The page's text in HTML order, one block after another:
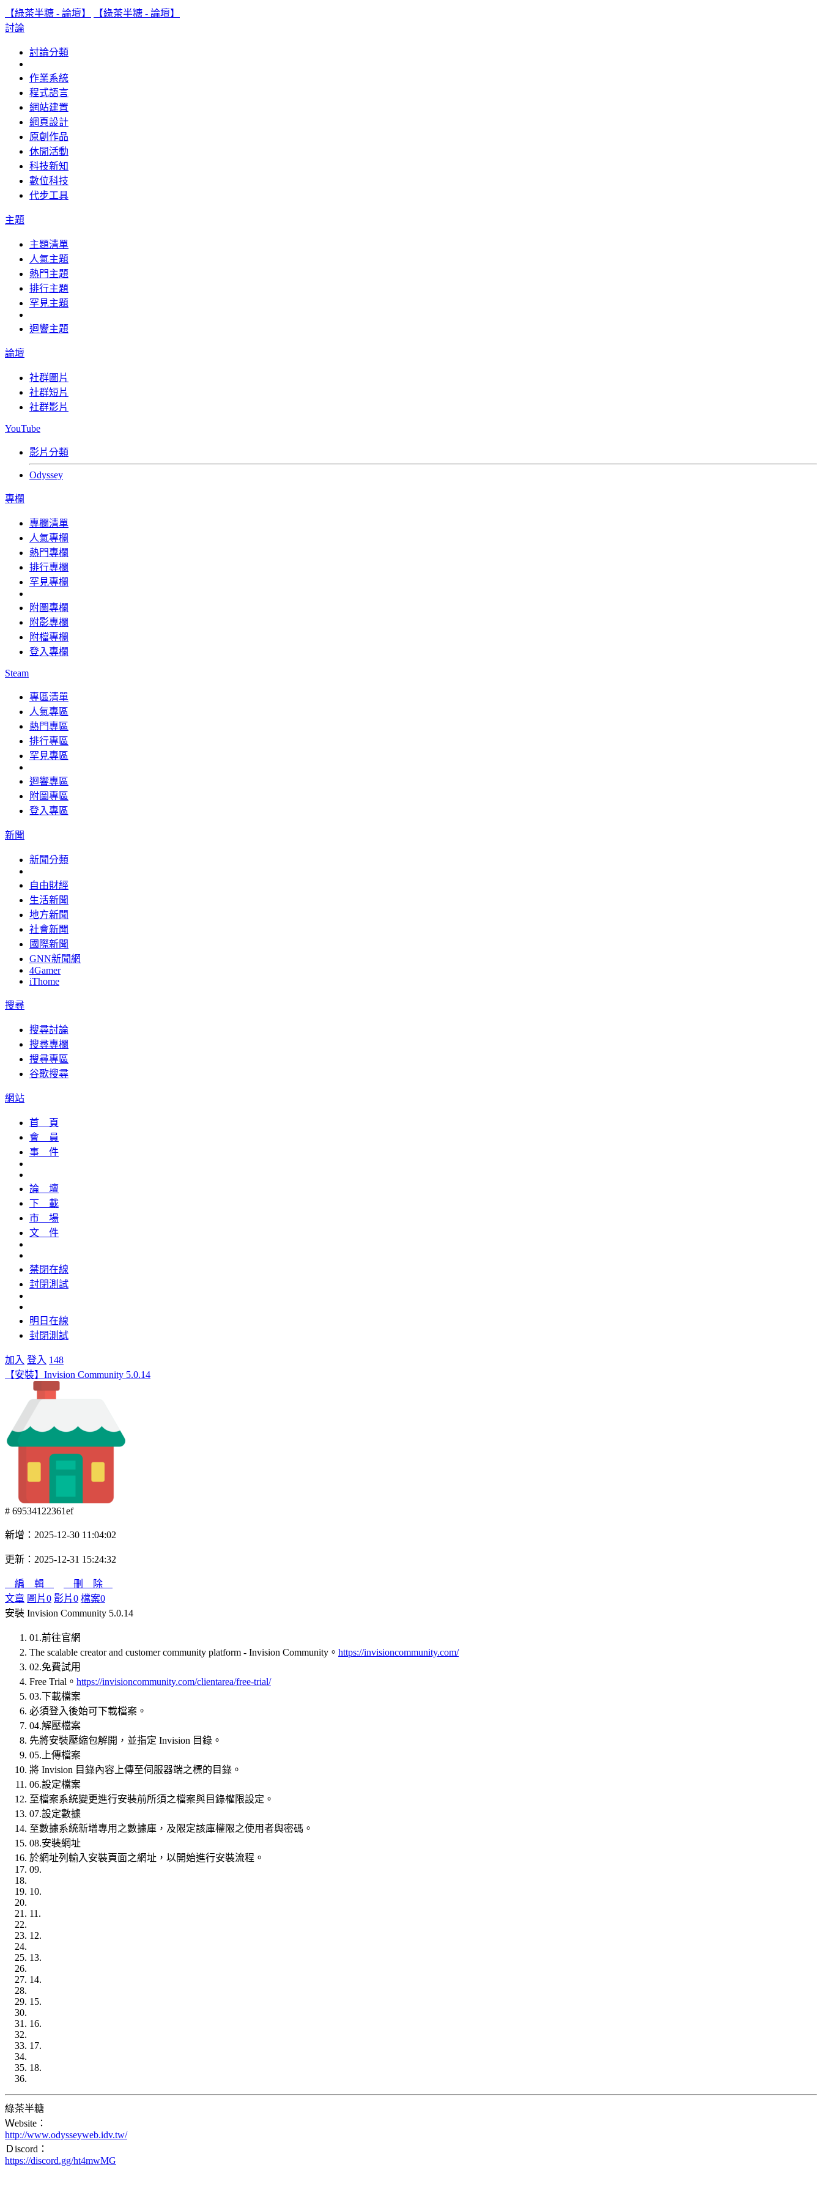
【綠茶半糖 - 論壇】
【綠茶半糖 - 論壇】
討論
討論分類
作業系統
程式語言
網站建置
網頁設計
原創作品
休閒活動
科技新知
數位科技
代步工具
主題
主題清單
人氣主題
熱門主題
排行主題
罕見主題
迴響主題
論壇
社群圖片
社群短片
社群影片
YouTube
影片分類
Odyssey
專欄
專欄清單
人氣專欄
熱門專欄
排行專欄
罕見專欄
附圖專欄
附影專欄
附檔專欄
登入專欄
Steam
專區清單
人氣專區
熱門專區
排行專區
罕見專區
迴響專區
附圖專區
登入專區
新聞
新聞分類
自由財經
生活新聞
地方新聞
社會新聞
國際新聞
GNN新聞網
4Gamer
iThome
搜尋
搜尋討論
搜尋專欄
搜尋專區
谷歌搜尋
網站
首 頁
會 員
事 件
論 壇
下 載
市 場
文 件
禁閉在線
封閉測試
明日在線
封閉測試
加入 登入 148
【安裝】Invision Community 5.0.14
# 69534122361ef
新增：2025-12-30 11:04:02
更新：2025-12-31 15:24:32
編 輯
刪 除
文章 圖片0 影片0 檔案0
安裝 Invision Community 5.0.14
01.前往官網
The scalable creator and customer community platform - Invision Community。 https://invisioncommunity.com/
02.免費試用
Free Trial。 https://invisioncommunity.com/clientarea/free-trial/
03.下載檔案
必須登入後始可下載檔案。
04.解壓檔案
先將安裝壓縮包解開，並指定 Invision 目錄。
05.上傳檔案
將 Invision 目錄內容上傳至伺服器端之標的目錄。
06.設定檔案
至檔案系統變更進行安裝前所須之檔案與目錄權限設定。
07.設定數據
至數據系統新增專用之數據庫，及限定該庫權限之使用者與密碼。
08.安裝網址
於網址列輸入安裝頁面之網址，以開始進行安裝流程。
09.
10.
11.
12.
13.
14.
15.
16.
17.
18.
綠茶半糖
Ｗebsite：
http://www.odysseyweb.idv.tw/
Ｄiscord：
https://discord.gg/ht4mwMG